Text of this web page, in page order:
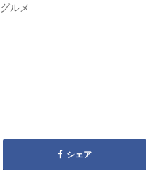
グルメ
シェア